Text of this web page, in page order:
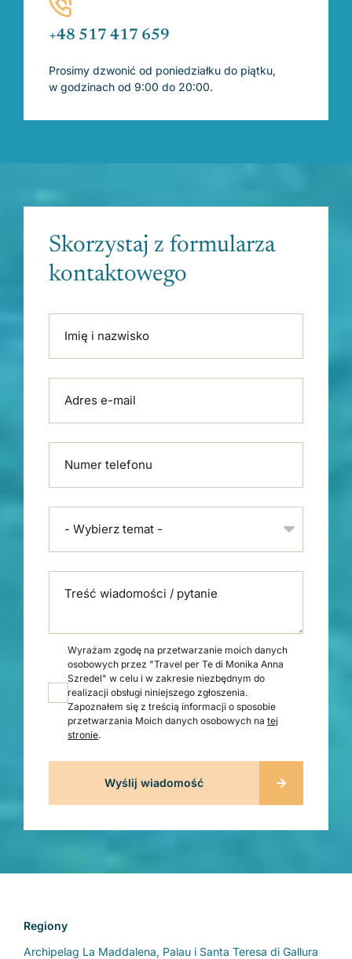
+48 517 417 659
Prosimy dzwonić od poniedziałku do piątku,
w godzinach od 9:00 do 20:00.
Skorzystaj z formularza
kontaktowego
Imię i nazwisko
Adres e-mail
Numer telefonu
- Wybierz temat -
Treść wiadomości / pytanie
Wyrażam zgodę na przetwarzanie moich danych
osobowych przez "Travel per Te di Monika Anna
Szredel" w celu i w zakresie niezbędnym do
realizacji obsługi niniejszego zgłoszenia.
Zapoznałem się z treścią informacji o sposobie
przetwarzania Moich danych osobowych na tej
stronie.
Regiony
Archipelag La Maddalena, Palau i Santa Teresa di Gallura